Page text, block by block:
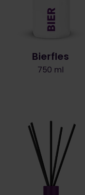
Bierfles
750 ml